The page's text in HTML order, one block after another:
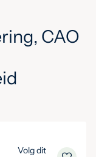
CAO
Volg dit